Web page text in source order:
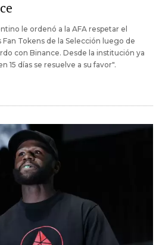
le ordenó a la AFA respetar el
Tokens de la Selección luego de
con Binance. Desde la institución ya
15 días se resuelve a su favor".